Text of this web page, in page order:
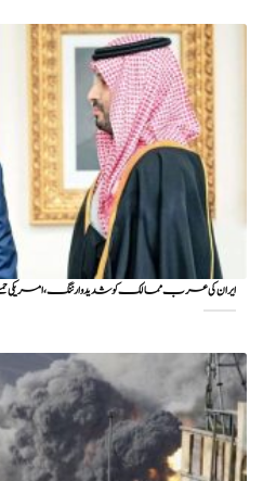
ایران کی عرب ممالک کو شدید وارننگ، امریکی حملے